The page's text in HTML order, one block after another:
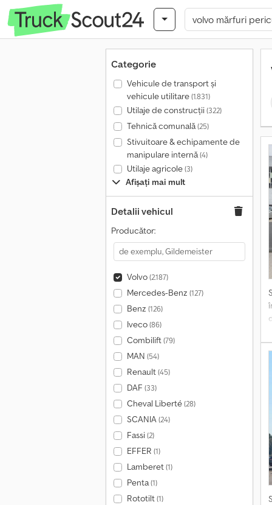
Categorie
Vehicule de transport şi
vehicule utilitare(1.831)
Utilaje de construcții(322)
Tehnică comunală(25)
Stivuitoare & echipamente de
manipulare internă(4)
Utilaje agricole(3)
Afișați mai mult
Detalii vehicul
Producător:
Volvo(2.187)
Mercedes-Benz (127)
Benz (126)
Iveco(86)
Combilift(79)
MAN (54)
Renault(45)
DAF (33)
Cheval Liberté(28)
SCANIA(24)
Fassi(2)
EFFER (1)
Lamberet(1)
Penta(1)
Rototilt(1)